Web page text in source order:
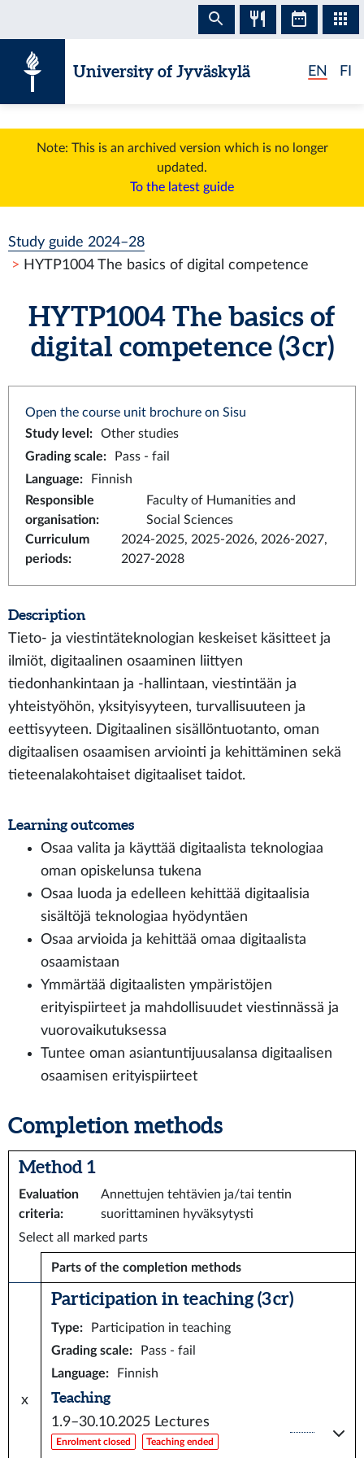
University of Jyväskylä EN FI
Note: This is an archived version which is no longer
updated.
To the latest guide
Study guide 2024–28
HYTP1004 The basics of digital competence
HYTP1004 The basics of
digital competence (3 cr)
Open the course unit brochure on Sisu
Study level :
Other studies
Grading scale:
Pass - fail
Language:
Finnish
Responsible
organisation:
Faculty of Humanities and
Social Sciences
Curriculum
periods:
2024-2025, 2025-2026, 2026-2027,
2027-2028
Description
Tieto- ja viestintäteknologian keskeiset käsitteet ja
ilmiöt, digitaalinen osaaminen liittyen
tiedonhankintaan ja -hallintaan, viestintään ja
yhteistyöhön, yksityisyyteen, turvallisuuteen ja
eettisyyteen. Digitaalinen sisällöntuotanto, oman
digitaalisen osaamisen arviointi ja kehittäminen sekä
tieteenalakohtaiset digitaaliset taidot.
Learning outcomes
Osaa valita ja käyttää digitaalista teknologiaa
oman opiskelunsa tukena
Osaa luoda ja edelleen kehittää digitaalisia
sisältöjä teknologiaa hyödyntäen
Osaa arvioida ja kehittää omaa digitaalista
osaamistaan
Ymmärtää digitaalisten ympäristöjen
erityispiirteet ja mahdollisuudet viestinnässä ja
vuorovaikutuksessa
Tuntee oman asiantuntijuusalansa digitaalisen
osaamisen erityispiirteet
Completion methods
Method 1
Evaluation
criteria:
Annettujen tehtävien ja/tai tentin
suorittaminen hyväksytysti
Select all marked parts
Parts of the completion methods
x
Participation in teaching (3 cr)
Type:
Participation in teaching
Grading scale:
Pass - fail
Language: Finnish
Teaching
1.9–30.10.2025 Lectures
Enrolment closed Teaching ended